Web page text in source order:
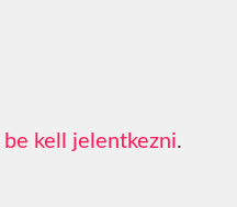
be kell jelentkezni.